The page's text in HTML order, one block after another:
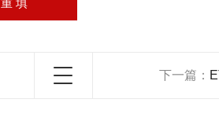
下一篇：